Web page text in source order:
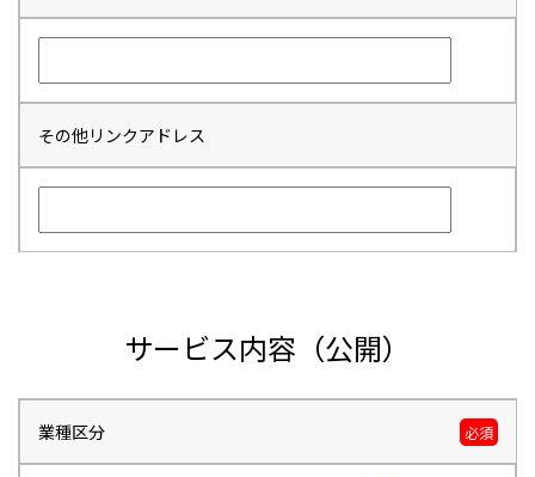
その他リンクアドレス
サービス内容（公開）
業種区分 必須